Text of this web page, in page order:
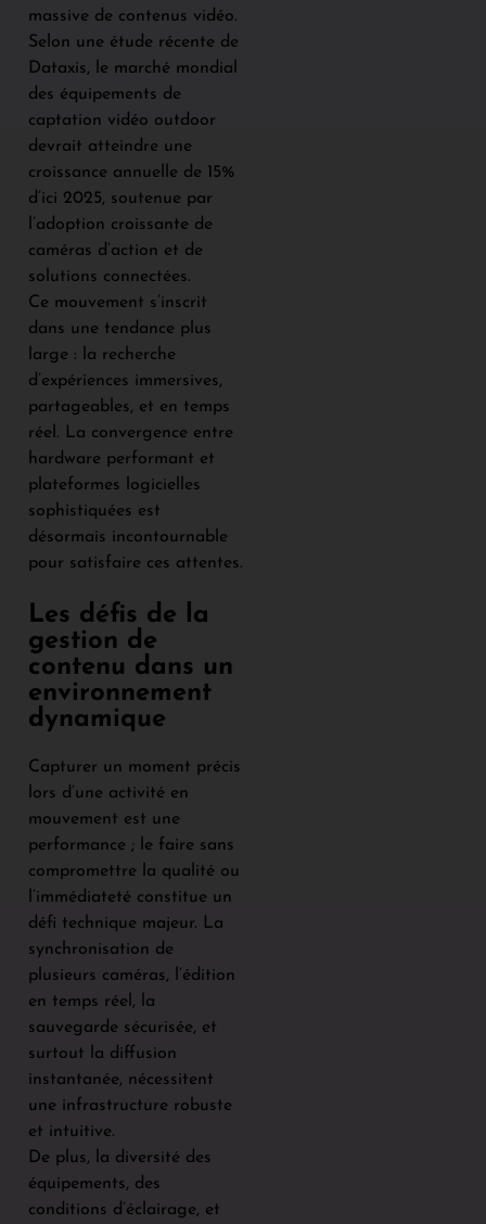
massive de contenus vidéo.
Selon une étude récente de
Dataxis, le marché mondial
des équipements de
captation vidéo outdoor
devrait atteindre une
croissance annuelle de 15%
d’ici 2025, soutenue par
l’adoption croissante de
caméras d’action et de
solutions connectées.
Ce mouvement s’inscrit
dans une tendance plus
large : la recherche
d’expériences immersives,
partageables, et en temps
réel. La convergence entre
hardware performant et
plateformes logicielles
sophistiquées est
désormais incontournable
pour satisfaire ces attentes.
Les défis de la
gestion de
contenu dans un
environnement
dynamique
Capturer un moment précis
lors d’une activité en
mouvement est une
performance ; le faire sans
compromettre la qualité ou
l’immédiateté constitue un
défi technique majeur. La
synchronisation de
plusieurs caméras, l’édition
en temps réel, la
sauvegarde sécurisée, et
surtout la diffusion
instantanée, nécessitent
une infrastructure robuste
et intuitive.
De plus, la diversité des
équipements, des
conditions d’éclairage, et